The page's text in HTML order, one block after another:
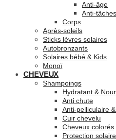
Anti-âge
Anti-tâches
Corps
Après-soleils
Sticks lèvres solaires
Autobronzants
Solaires bébé & Kids
Monoï
CHEVEUX
Shampoings
Hydratant &
Anti chute
Anti-pelliculaire
Cuir chevelu
Cheveux colorés
Protection solaire